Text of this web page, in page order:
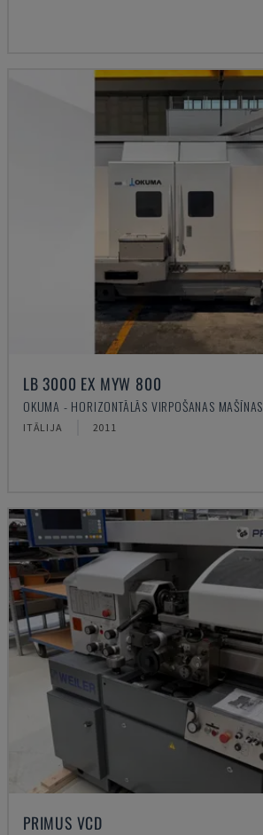
LB 3000 EX MYW 800
OKUMA - HORIZONTĀLĀS VIRPOŠANAS MAŠĪNAS
ITĀLIJA 2011
PRIMUS VCD